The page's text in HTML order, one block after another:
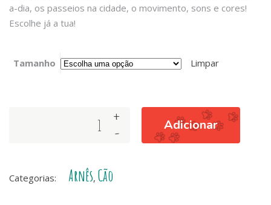
a-dia, os passeios na cidade, o movimento, sons e cores!
Escolhe já a tua!
Tamanho Limpar
BLACK
-
+ Adicionar
Categorias: Arnês, Cão